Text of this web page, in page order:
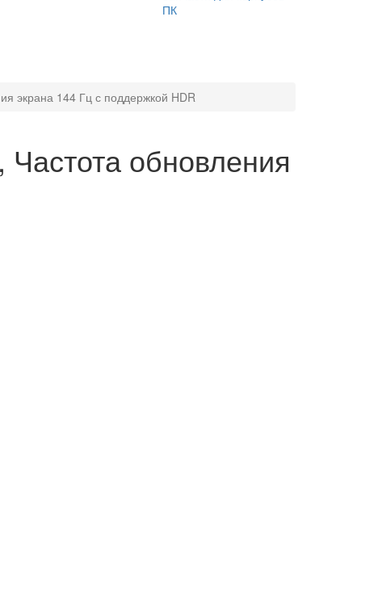
ПК
экрана 144 Гц с поддержкой HDR
обновления